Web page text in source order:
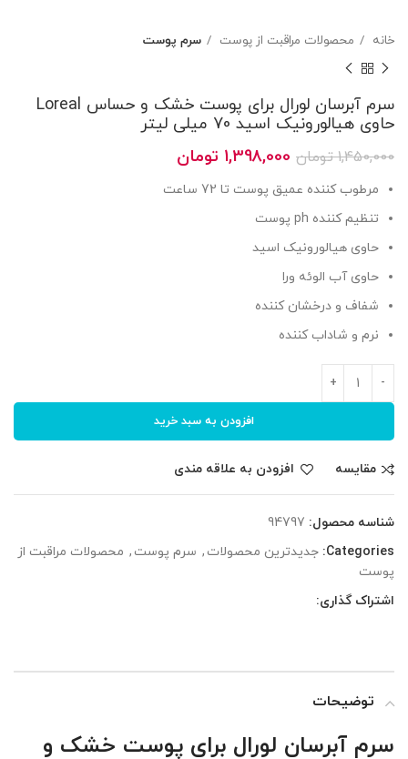
خانه محصولات مراقبت از پوست سرم پوست
سرم آبرسان لورال برای پوست خشک و حساس Loreal
حاوی هیالورونیک اسید 70 میلی لیتر
1,450,000 تومان قیمت
1,450,000 تومان
بود.
1,398,000 تومان
مرطوب کننده عمیق پوست تا 72 ساعت
تنظیم کننده ph پوست
حاوی هیالورونیک اسید
حاوی آب الوئه ورا
شفاف و درخشان کننده
نرم و شاداب کننده
افزودن به سبد خرید
مقایسه افزودن به علاقه مندی
شناسه محصول: 94797
Categories: جدیدترین محصولات , سرم پوست , محصولات مراقبت از
پوست
اشتراک گذاری:
توضیحات
سرم آبرسان لورال برای پوست خشک و